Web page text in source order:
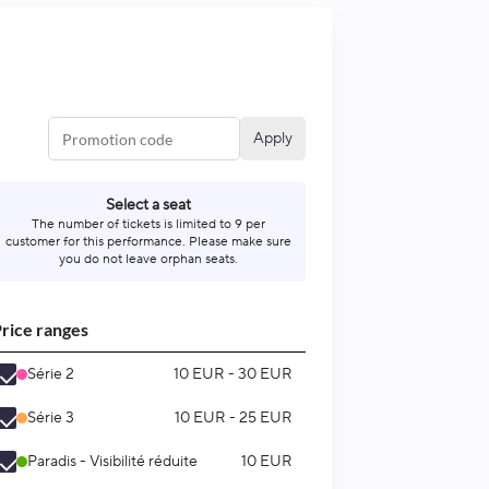
Apply
Select a seat
The number of tickets is limited to 9 per
customer for this performance. Please make sure
you do not leave orphan seats.
ranges
Série 2 10 EUR - 30 EUR
Série 3 10 EUR - 25 EUR
Paradis - Visibilité réduite 10 EUR